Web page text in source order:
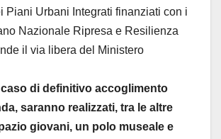
Piani Urbani Integrati finanziati con i
Nazionale Ripresa e Resilienza
il via libera del Ministero
caso di definitivo accoglimento
saranno realizzati, tra le altre
giovani, un polo museale e